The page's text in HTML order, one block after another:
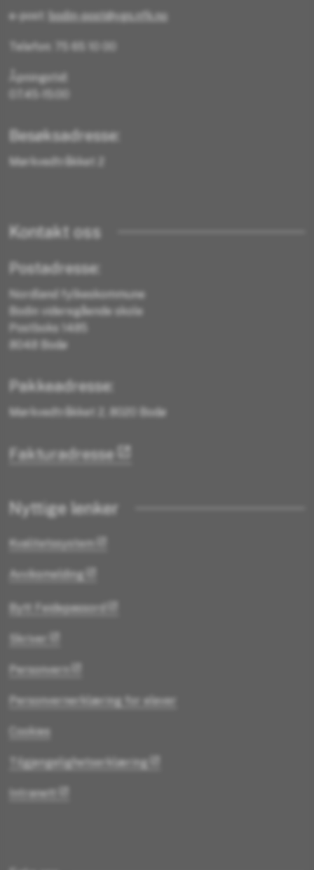
e-post: bodin-post@vgs.nfk.no
Telefon: 75 65 10 00
Åpningstid:
07.45-15:00
Besøksadresse:
Mørkvedtråkket 2
Kontakt oss
Postadresse:
Nordland fylkeskommune
Bodin videregående skole
Postboks 1485
8048 Bodø
Pakkeadresse:
Mørkvedtråkket 2, 8020 Bodø
Fakturadresse
Nyttige lenker
Kvalitetssystem
Avviksmelding
Bytt Feidepassord
Skriver
Personvern
Personvernerklæring for elever
Cookies
Tilgjengelighetserklæring
Intranett